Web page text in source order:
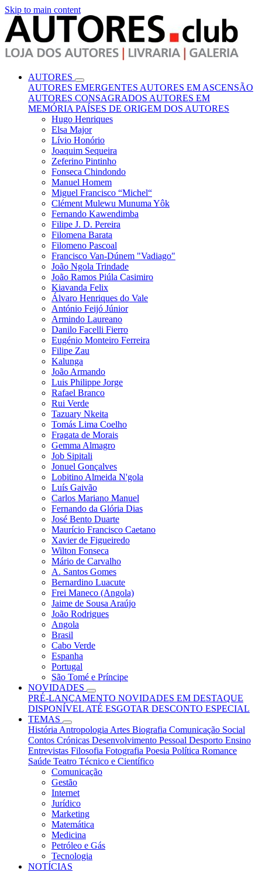
Skip to main content
AUTORES
AUTORES EMERGENTES AUTORES EM ASCENSÃO
AUTORES CONSAGRADOS AUTORES EM
MEMÓRIA PAÍSES DE ORIGEM DOS AUTORES
Hugo Henriques
Elsa Major
Lívio Honório
Joaquim Sequeira
Zeferino Pintinho
Fonseca Chindondo
Manuel Homem
Miguel Francisco “Michel“
Clément Mulewu Munuma Yôk
Fernando Kawendimba
Filipe J. D. Pereira
Filomena Barata
Filomeno Pascoal
Francisco Van-Dúnem "Vadiago"
João Ngola Trindade
João Ramos Piúla Casimiro
Kiavanda Felix
Álvaro Henriques do Vale
António Feijó Júnior
Armindo Laureano
Danilo Facelli Fierro
Eugénio Monteiro Ferreira
Filipe Zau
Kalunga
João Armando
Luis Philippe Jorge
Rafael Branco
Rui Verde
Tazuary Nkeita
Tomás Lima Coelho
Fragata de Morais
Gemma Almagro
Job Sipitali
Jonuel Gonçalves
Lobitino Almeida N'gola
Luís Gaivão
Carlos Mariano Manuel
Fernando da Glória Dias
José Bento Duarte
Maurício Francisco Caetano
Xavier de Figueiredo
Wilton Fonseca
Mário de Carvalho
A. Santos Gomes
Bernardino Luacute
Frei Maneco (Angola)
Jaime de Sousa Araújo
João Rodrigues
Angola
Brasil
Cabo Verde
Espanha
Portugal
São Tomé e Príncipe
NOVIDADES
PRÉ-LANÇAMENTO NOVIDADES EM DESTAQUE
DISPONÍVEL ATÉ ESGOTAR DESCONTO ESPECIAL
TEMAS
História Antropologia Artes Biografia Comunicação Social
Contos Crónicas Desenvolvimento Pessoal Desporto Ensino
Entrevistas Filosofia Fotografia Poesia Política Romance
Saúde Teatro Técnico e Científico
Comunicação
Gestão
Internet
Jurídico
Marketing
Matemática
Medicina
Petróleo e Gás
Tecnologia
NOTÍCIAS